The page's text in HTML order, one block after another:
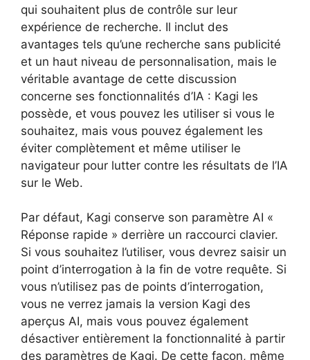
qui souhaitent plus de contrôle sur leur
expérience de recherche. Il inclut des
avantages tels qu’une recherche sans publicité
et un haut niveau de personnalisation, mais le
véritable avantage de cette discussion
concerne ses fonctionnalités d’IA : Kagi les
possède, et vous pouvez les utiliser si vous le
souhaitez, mais vous pouvez également les
éviter complètement et même utiliser le
navigateur pour lutter contre les résultats de l’IA
sur le Web.
Par défaut, Kagi conserve son paramètre AI «
Réponse rapide » derrière un raccourci clavier.
Si vous souhaitez l’utiliser, vous devrez saisir un
point d’interrogation à la fin de votre requête. Si
vous n’utilisez pas de points d’interrogation,
vous ne verrez jamais la version Kagi des
aperçus AI, mais vous pouvez également
désactiver entièrement la fonctionnalité à partir
des paramètres de Kagi. De cette façon, même